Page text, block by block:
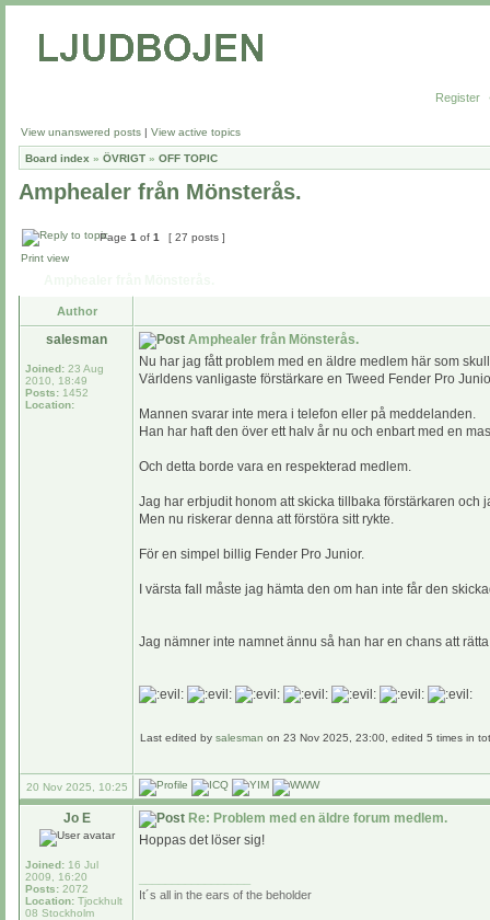
Register
View unanswered posts | View active topics
Board index » ÖVRIGT » OFF TOPIC
Amphealer från Mönsterås.
Page 1 of 1
[ 27 posts ]
Print view
Author
salesman
Joined: 23 Aug
2010, 18:49
Posts: 1452
Location:
Amphealer från Mönsterås.
Nu har jag fått problem med en äldre medlem här som
Världens vanligaste förstärkare en Tweed Fender Pro
Mannen svarar inte mera i telefon eller på meddelanden.
Han har haft den över ett halv år nu och enbart med en
Och detta borde vara en respekterad medlem.
Jag har erbjudit honom att skicka tillbaka förstärkaren och
Men nu riskerar denna att förstöra sitt rykte.
För en simpel billig Fender Pro Junior.
I värsta fall måste jag hämta den om han inte får den
Jag nämner inte namnet ännu så han har en chans att
Last edited by salesman on 23 Nov 2025, 23:00, edited 5 times in
20 Nov 2025, 10:25
Jo E
Joined: 16 Jul
2009, 16:20
Posts: 2072
Location: Tjockhult
08 Stockholm
Re: Problem med en äldre forum medlem.
Hoppas det löser sig!
It´s all in the ears of the beholder